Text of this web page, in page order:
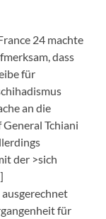
24 machte
dass
für
an die
Tchiani
der >sich
für